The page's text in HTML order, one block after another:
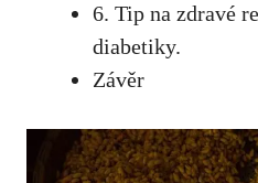
6. Tip na zdravé
diabetiky.
Závěr